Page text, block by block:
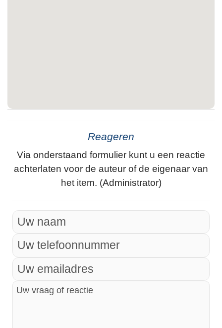
Reageren
Via onderstaand formulier kunt u een reactie
achterlaten voor de auteur of de eigenaar van
het item. (Administrator)